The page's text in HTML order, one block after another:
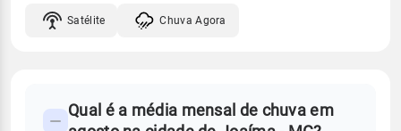
Satélite Chuva Agora
Qual é a média mensal de chuva em